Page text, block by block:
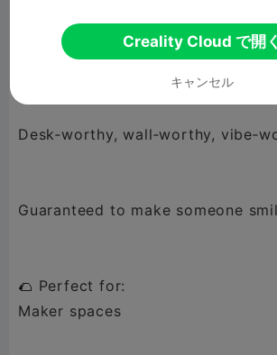
Layered design for easy color
Desk‑worthy, wall‑worthy,
Guaranteed to make someone
🌮 Perfect for:
Maker spaces
Creality Cloud で開く
キャンセル